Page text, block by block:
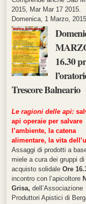
2015, Mar Mar 17 2015.
Domenica, 1 Marzo,
16.30
Trescore Balneario
Le ragioni delle api:
api operaie per salvare
l’ambiente, la catena
alimentare, la vita
Assaggi di prodotti a
miele a cura dei gruppi di
acquisto solidale Ore
incontro con l’apicoltore
Grisa, dell’Associazione
Produttori Apistici di